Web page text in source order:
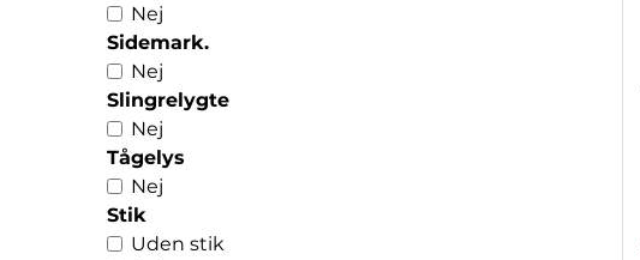
Nej
Sidemark.
Nej
Slingrelygte
Nej
Tågelys
Nej
Stik
Uden stik